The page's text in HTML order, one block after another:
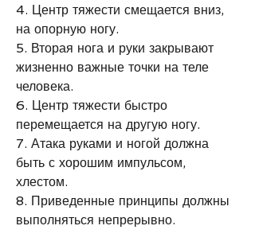
4. Центр тяжести смещается вниз,
на опорную ногу.
5. Вторая нога и руки закрывают
жизненно важные точки на теле
человека.
6. Центр тяжести быстро
перемещается на другую ногу.
7. Атака руками и ногой должна
быть с хорошим импульсом,
хлестом.
8. Приведенные принципы должны
выполняться непрерывно.